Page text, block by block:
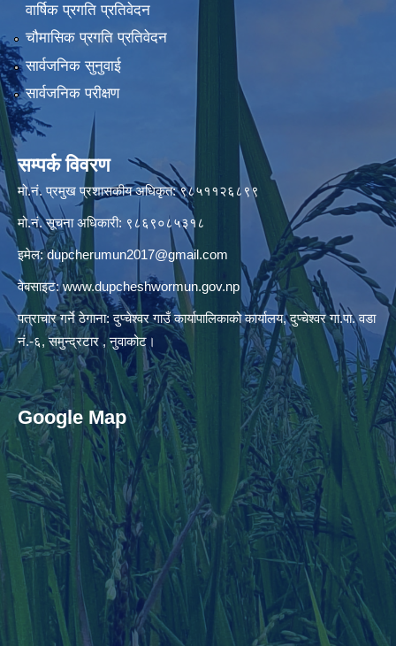
वार्षिक प्रगति प्रतिवेदन
चौमासिक प्रगति प्रतिवेदन
सार्वजनिक सुनुवाई
सार्वजनिक परीक्षण
सम्पर्क विवरण
मो.नं. प्रमुख प्रशासकीय अधिकृत: ९८५११२६८९९
मो.नं. सूचना अधिकारी: ९८६९०८५३१८
इमेल:dupcherumun2017@gmail.com
वेबसाइट:www.dupcheshwormun.gov.np
पत्राचार गर्ने ठेगाना: दुप्चेश्वर गाउँ कार्यापालिकाको कार्यालय, दुप्चेश्वर गा.पा. वडा
नं.-६, समुन्द्रटार , नुवाकोट।
Google Map